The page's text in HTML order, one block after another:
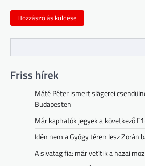
Friss hírek
Máté Péter ismert slágerei
Budapesten
Már kaphatók jegyek a következő
Idén nem a Gyógy téren lesz Zorán
A sivatag fia: már vetítik a hazai